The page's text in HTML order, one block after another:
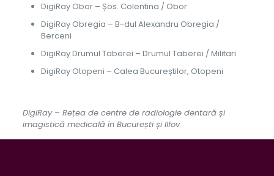
DigiRay Obor – Șos. Colentina / Obor
DigiRay Obregia – B-dul Alexandru Obregia /
Berceni
DigiRay Drumul Taberei – Drumul Taberei / Militari
DigiRay Otopeni – Calea Bucureștilor, Otopeni
DigiRay – Rețea de centre de radiologie dentară și
imagistică medicală în București și Ilfov.